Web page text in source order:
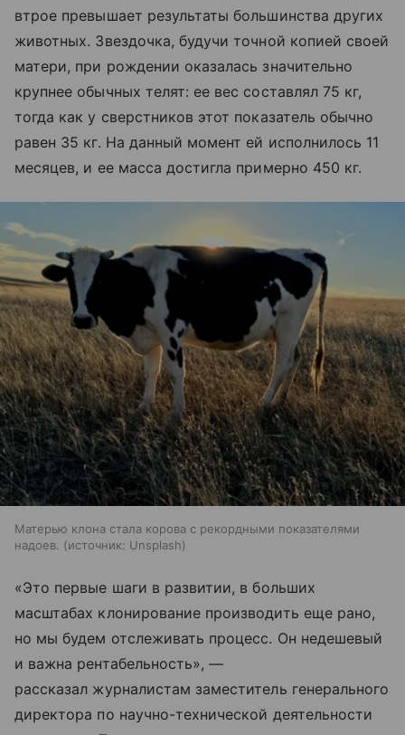
втрое превышает результаты большинства других
животных. Звездочка, будучи точной копией своей
матери, при рождении оказалась значительно
крупнее обычных телят: ее вес составлял 75 кг,
тогда как у сверстников этот показатель обычно
равен 35 кг. На данный момент ей исполнилось 11
месяцев, и ее масса достигла примерно 450 кг.
Матерью клона стала корова с рекордными показателями
надоев.
источник: Unsplash
«Это первые шаги в развитии, в больших
масштабах клонирование производить еще рано,
но мы будем отслеживать процесс. Он недешевый
и важна рентабельность», —
рассказал журналистам заместитель генерального
директора по научно-технической деятельности